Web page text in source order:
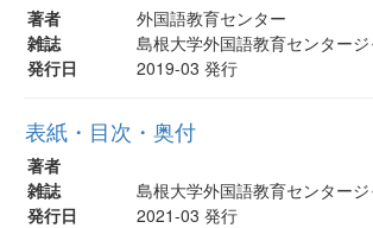
著者
外国語教育センター
雑誌
島根大学外国語教育センター
発行日
2019-03 発行
表紙・目次・奥付
著者
雑誌
島根大学外国語教育センター
発行日
2021-03 発行